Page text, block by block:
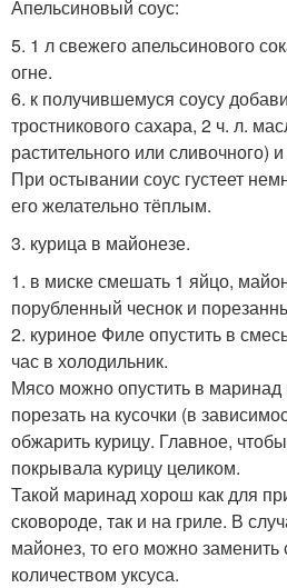
Апельсиновый соус:
5. 1 л свежего апельсинового
огне.
6. к получившемуся соусу
тростникового сахара, 2 ч. л.
растительного или сливочного)
При остывании соус густеет
его желательно тёплым.
3. курица в майонезе.
1. в миске смешать 1 яйцо,
порубленный чеснок и
2. куриное Филе опустить в
час в холодильник.
Мясо можно опустить в
порезать на кусочки (в
обжарить курицу. Главное,
покрывала курицу целиком.
Такой маринад хорош как для
сковороде, так и на гриле. В
майонез, то его можно
количеством уксуса.